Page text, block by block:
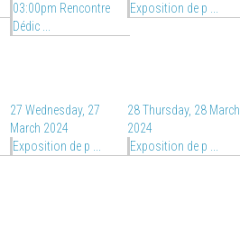
03:00pm Rencontre
Dédic ...
Exposition de p ...
27 Wednesday, 27
March 2024
Exposition de p ...
28Thursday, 28 March
2024
Exposition de p ...